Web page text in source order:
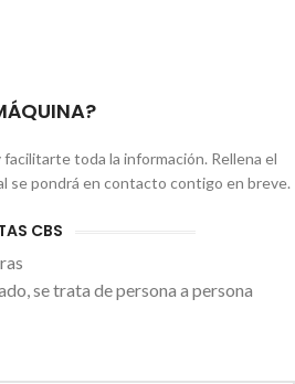
toda la información. Rellena el
se pondrá en contacto contigo en breve.
CBS
se trata de persona a persona